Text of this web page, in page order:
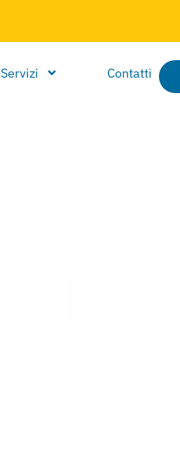
Servizi Contatti